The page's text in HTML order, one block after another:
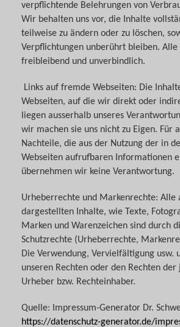
verpflichtende Belehrungen von
Wir behalten uns vor, die Inhalte
teilweise zu ändern oder zu löschen,
Verpflichtungen unberührt bleiben. Alle
freibleibend und unverbindlich.
Links auf fremde Webseiten: Die
Webseiten, auf die wir direkt oder
liegen ausserhalb unseres
wir machen sie uns nicht zu Eigen. Für
Nachteile, die aus der Nutzung der in
Webseiten aufrufbaren Informationen
übernehmen wir keine Verantwortung.
Urheberrechte und Markenrechte: Alle
dargestellten Inhalte, wie Texte,
Marken und Warenzeichen sind durch
Schutzrechte (Urheberrechte,
Die Verwendung, Vervielfältigung usw.
unseren Rechten oder den Rechten
Urheber bzw. Rechteinhaber.
Quelle: Impressum-Generator Dr.
https://datenschutz-generator.de/